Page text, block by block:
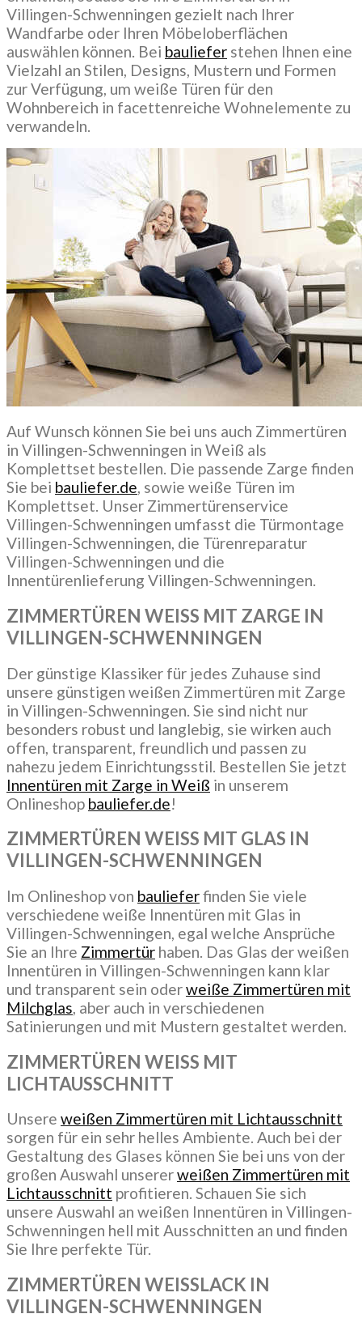
Villingen-Schwenningen gezielt nach Ihrer
Wandfarbe oder Ihren Möbeloberflächen
auswählen können. Bei bauliefer stehen Ihnen eine
Vielzahl an Stilen, Designs, Mustern und Formen
zur Verfügung, um weiße Türen für den
Wohnbereich in facettenreiche Wohnelemente zu
verwandeln.
Auf Wunsch können Sie bei uns auch Zimmertüren
in Villingen-Schwenningen in Weiß als
Komplettset bestellen. Die passende Zarge finden
Sie bei bauliefer.de, sowie weiße Türen im
Komplettset. Unser Zimmertürenservice
Villingen-Schwenningen umfasst die Türmontage
Villingen-Schwenningen, die Türenreparatur
Villingen-Schwenningen und die
Innentürenlieferung Villingen-Schwenningen.
ZIMMERTÜREN WEISS MIT ZARGE IN
VILLINGEN-SCHWENNINGEN
Der günstige Klassiker für jedes Zuhause sind
unsere günstigen weißen Zimmertüren mit Zarge
in Villingen-Schwenningen. Sie sind nicht nur
besonders robust und langlebig, sie wirken auch
offen, transparent, freundlich und passen zu
nahezu jedem Einrichtungsstil. Bestellen Sie jetzt
Innentüren mit Zarge in Weiß in unserem
Onlineshop bauliefer.de!
ZIMMERTÜREN WEISS MIT GLAS IN
VILLINGEN-SCHWENNINGEN
Im Onlineshop von baulieferfinden Sie viele
verschiedene weiße Innentüren mit Glas in
Villingen-Schwenningen, egal welche Ansprüche
Sie an Ihre Zimmertür haben. Das Glas der weißen
Innentüren in Villingen-Schwenningen kann klar
und transparent sein oderweiße Zimmertüren mit
Milchglas, aber auch in verschiedenen
Satinierungen und mit Mustern gestaltet werden.
ZIMMERTÜREN WEISS MIT
LICHTAUSSCHNITT
Unsere weißen Zimmertüren mit Lichtausschnitt
sorgen für ein sehr helles Ambiente. Auch bei der
Gestaltung des Glases können Sie bei uns von der
großen Auswahl unsererweißen Zimmertüren mit
Lichtausschnitt profitieren. Schauen Sie sich
unsere Auswahl an weißen Innentüren in Villingen-
Schwenningen hell mit Ausschnitten an und finden
Sie Ihre perfekte Tür.
ZIMMERTÜREN WEISSLACK IN
VILLINGEN-SCHWENNINGEN